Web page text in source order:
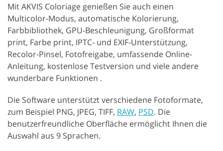
Mit AKVIS Coloriage genießen Sie auch einen
Multicolor-Modus, automatische Kolorierung,
Farbbibliothek, GPU-Beschleunigung, Großformat
print, Farbe print, IPTC- und EXIF-Unterstützung,
Recolor-Pinsel, Fotofreigabe, umfassende Online-
Anleitung, kostenlose Testversion und viele andere
wunderbare Funktionen .
Die Software unterstützt verschiedene Fotoformate,
zum Beispiel PNG, JPEG, TIFF, RAW, PSD. Die
benutzerfreundliche Oberfläche ermöglicht Ihnen die
Auswahl aus 9 Sprachen.